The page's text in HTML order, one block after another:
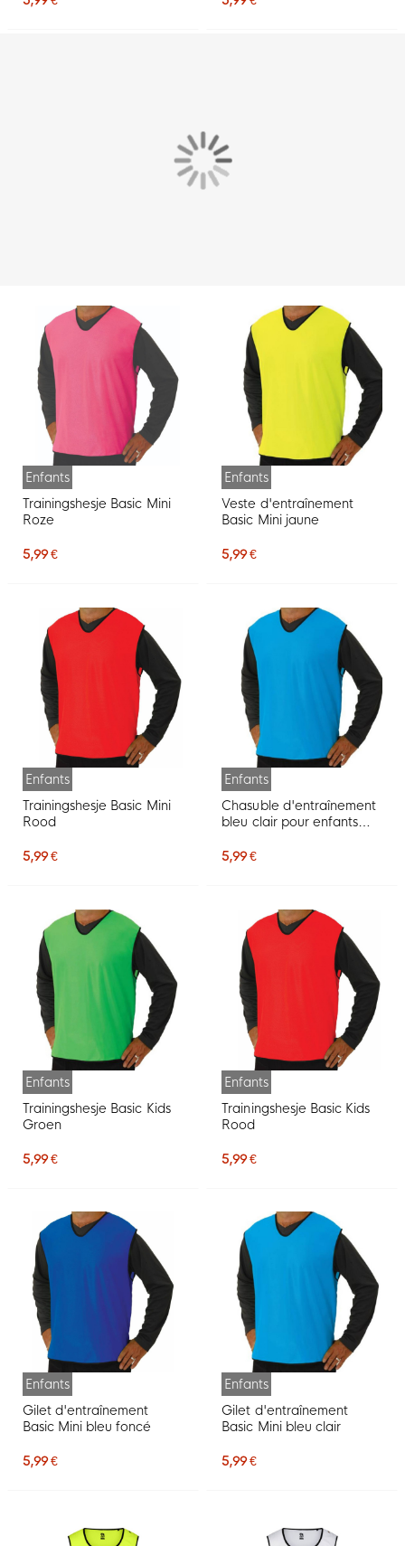
Enfants
Trainingshesje Basic Mini
Roze
5,99 €
Enfants
Veste d'entraînement
Basic Mini jaune
5,99 €
Enfants
Trainingshesje Basic Mini
Rood
5,99 €
Enfants
Chasuble d'entraînement
bleu clair pour enfants
5,99 €
Enfants
Trainingshesje Basic Kids
Groen
5,99 €
Enfants
Trainingshesje Basic Kids
Rood
5,99 €
Enfants
Gilet d'entraînement
Basic Mini bleu foncé
5,99 €
Enfants
Gilet d'entraînement
Basic Mini bleu clair
5,99 €